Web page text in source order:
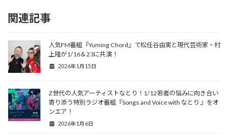
関連記事
人気FM番組『Yuming Chord』で松任谷由実と現代芸術家・村
上隆が1/16＆23に共演！
2026年1月15日
Z世代の人気アーティストなとり！1/12若者の悩みに向き合い
寄り添う特別ラジオ番組『Songs and Voice with なとり 』をオ
ンエア！
2026年1月6日